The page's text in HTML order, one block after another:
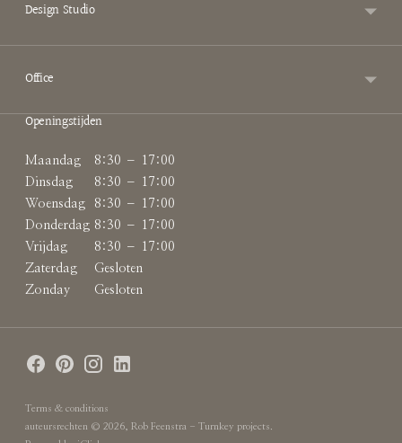
Design Studio
Office
Openingstijden
Maandag
8:30 – 17:00
Dinsdag
8:30 – 17:00
Woensdag
8:30 – 17:00
Donderdag 8:30 – 17:00
Vrijdag
8:30 – 17:00
Zaterdag
Gesloten
Zonday
Gesloten
Terms & conditions
auteursrechten © 2026, Rob Feenstra - Turnkey projects